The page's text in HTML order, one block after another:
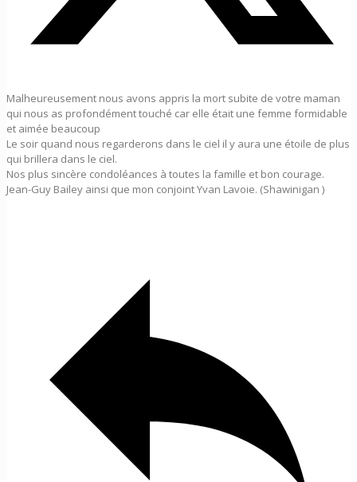
Malheureusement nous avons appris la mort subite de votre maman
qui nous as profondément touché car elle était une femme formidable
et aimée beaucoup
Le soir quand nous regarderons dans le ciel il y aura une étoile de plus
qui brillera dans le ciel.
Nos plus sincère condoléances à toutes la famille et bon courage.
Jean-Guy Bailey ainsi que mon conjoint Yvan Lavoie. (Shawinigan )